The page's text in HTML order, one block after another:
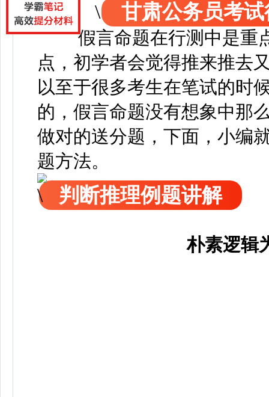
甘肃公务员考
假言命题在行测中是重
点，初学者会觉得推来推去
以至于很多考生在笔试的时
的，假言命题没有想象中那
做对的送分题，下面， 小编
题方法。
判断推理例题讲解
朴素逻辑